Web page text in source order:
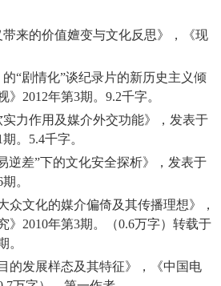
带来的价值嬗变与文化反思》，《现
的“剧情化”谈纪录片的新历史主义倾
》 2012年第3期。 9.2千字。
实力作用及媒介外交功能》，发表于
期。 5.4千字。
逆差”下的文化安全探析》，发表于
期。
众文化的媒介偏倚及其传播理想》，
》 2010年第3期。（0.6万字）转载于
。
的发展样态及其特征》，《中国电